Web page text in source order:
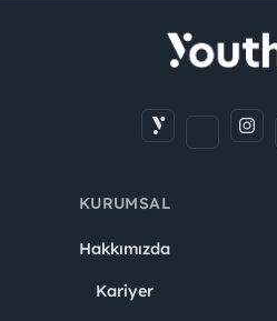
KURUMSAL
Hakkımızda
Kariyer